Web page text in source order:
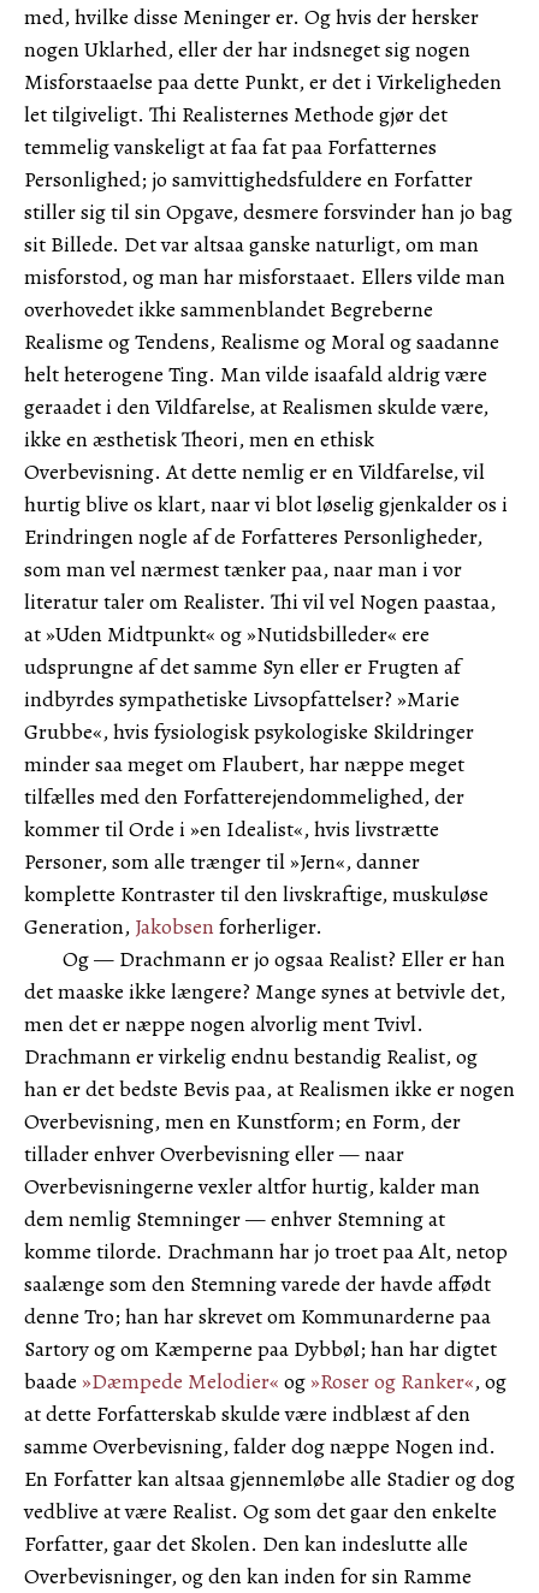
med, hvilke disse Meninger er. Og hvis der hersker
nogen Uklarhed, eller der har indsneget sig nogen
Misforstaaelse paa dette Punkt, er det i Virkeligheden
let tilgiveligt. Thi Realisternes Methode gjør det
temmelig vanskeligt at faa fat paa Forfatternes
Personlighed; jo samvittighedsfuldere en Forfatter
stiller sig til sin Opgave, desmere forsvinder han jo bag
sit Billede. Det var altsaa ganske naturligt, om man
misforstod, og man har misforstaaet. Ellers vilde man
overhovedet ikke sammenblandet Begreberne
Realisme og Tendens, Realisme og Moral og saadanne
helt heterogene Ting. Man vilde isaafald aldrig være
geraadet i den Vildfarelse, at Realismen skulde være,
ikke en æsthetisk Theori, men en ethisk
Overbevisning. At dette nemlig er en Vildfarelse, vil
hurtig blive os klart, naar vi blot løselig gjenkalder os i
Erindringen nogle af de Forfatteres Personligheder,
som man vel nærmest tænker paa, naar man i vor
literatur taler om Realister. Thi vil vel Nogen paastaa,
at »Uden Midtpunkt« og »Nutidsbilleder« ere
udsprungne af det samme Syn eller er Frugten af
indbyrdes sympathetiske Livsopfattelser? »Marie
Grubbe«, hvis fysiologisk psykologiske Skildringer
minder saa meget om Flaubert, har næppe meget
tilfælles med den Forfatterejendommelighed, der
kommer til Orde i »en Idealist«, hvis livstrætte
Personer, som alle trænger til »Jern«, danner
komplette Kontraster til den livskraftige, muskuløse
Generation, Jakobsenforherliger.
Og — Drachmann er jo ogsaa Realist? Eller er han
det maaske ikke længere? Mange synes at betvivle det,
men det er næppe nogen alvorlig ment Tvivl.
Drachmann er virkelig endnu bestandig Realist, og
han er det bedste Bevis paa, at Realismen ikke er nogen
Overbevisning, men en Kunstform; en Form, der
tillader enhver Overbevisning eller — naar
Overbevisningerne vexler altfor hurtig, kalder man
dem nemlig Stemninger — enhver Stemning at
komme tilorde. Drachmann har jo troet paa Alt, netop
saalænge som den Stemning varede der havde affødt
denne Tro; han har skrevet om Kommunarderne paa
Sartory og om Kæmperne paa Dybbøl; han har digtet
baade »Dæmpede Melodier« og »Roser og Ranker«, og
at dette Forfatterskab skulde være indblæst af den
samme Overbevisning, falder dog næppe Nogen ind.
En Forfatter kan altsaa gjennemløbe alle Stadier og dog
vedblive at være Realist. Og som det gaar den enkelte
Forfatter, gaar det Skolen. Den kan indeslutte alle
Overbevisninger, og den kan inden for sin Ramme